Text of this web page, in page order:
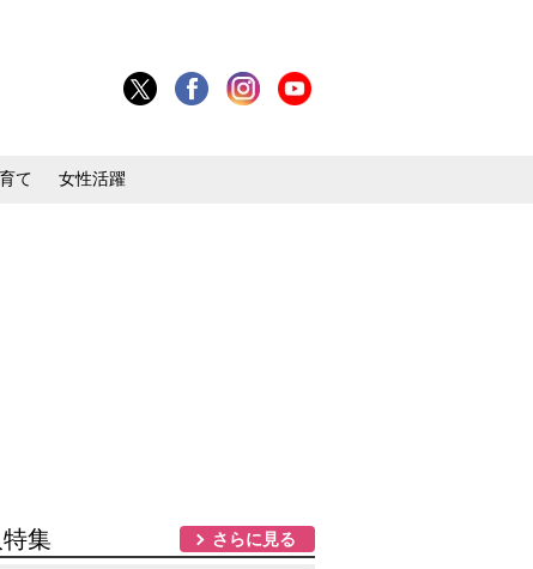
て 女性活躍
集 さらに見る